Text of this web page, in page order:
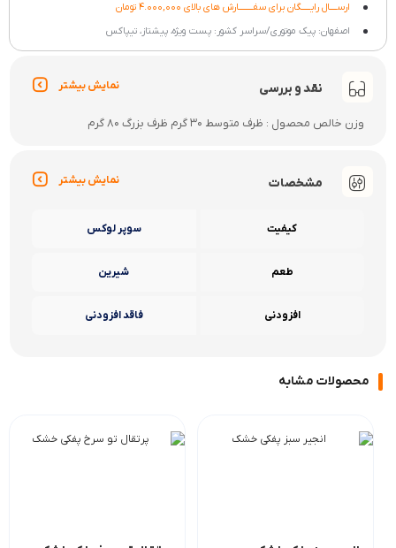
ارســــال رایـــــگان برای سفــــــــارش های بالای 4.000,000 تومان
اصفهان: پیک موتوری/سراسر کشور: پست ویژه، پیشتاز، تیپاکس
نقد و بررسی نمایش بیشتر
وزن خالص محصول : ظرف متوسط 30 گرم ظرف بزرگ 80 گرم
مشخصات نمایش بیشتر
کیفیت سوپر لوکس
طعم شیرین
افزودنی فاقد افزودنی
محصولات مشابه